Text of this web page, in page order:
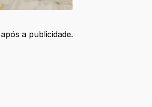
a publicidade.